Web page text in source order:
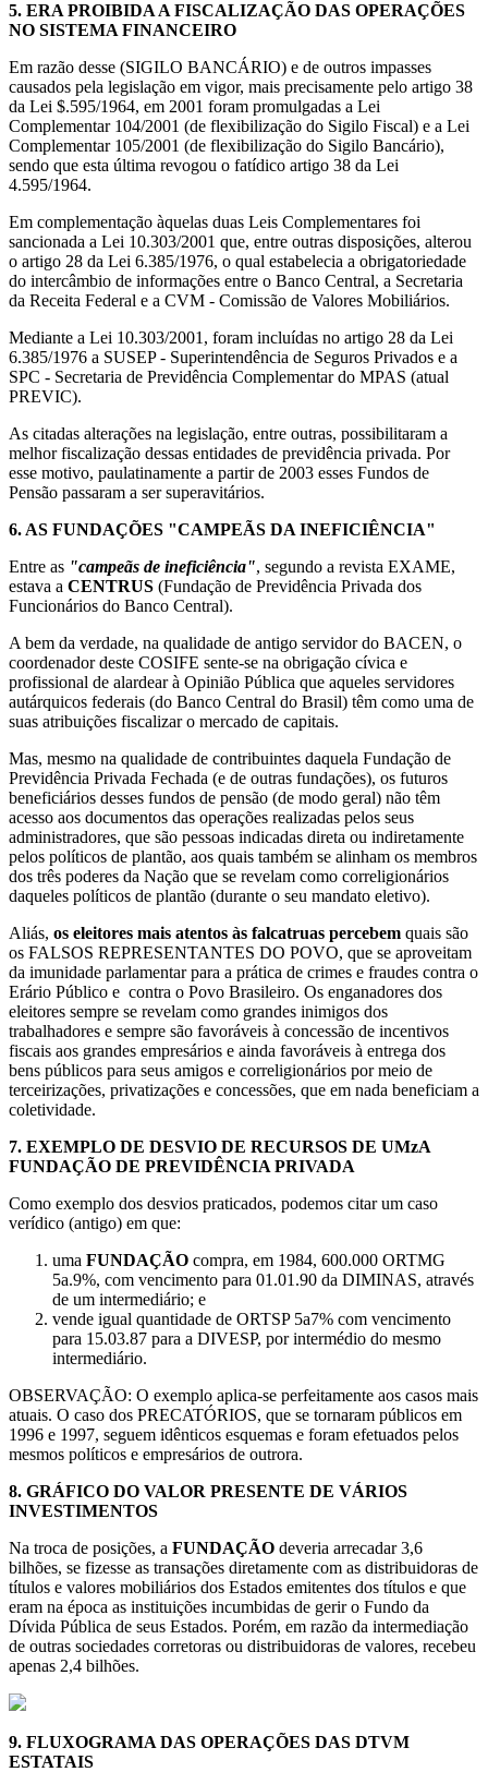
5. ERA PROIBIDA A FISCALIZAÇÃO DAS OPERAÇÕES
NO SISTEMA FINANCEIRO
Em razão desse (SIGILO BANCÁRIO) e de outros impasses
causados pela legislação em vigor, mais precisamente pelo artigo 38
da Lei $.595/1964, em 2001 foram promulgadas a Lei
Complementar 104/2001 (de flexibilização do Sigilo Fiscal) e a Lei
Complementar 105/2001 (de flexibilização do Sigilo Bancário),
sendo que esta última revogou o fatídico artigo 38 da Lei
4.595/1964.
Em complementação àquelas duas Leis Complementares foi
sancionada a Lei 10.303/2001 que, entre outras disposições, alterou
o artigo 28 da Lei 6.385/1976, o qual estabelecia a obrigatoriedade
do intercâmbio de informações entre o Banco Central, a Secretaria
da Receita Federal e a CVM - Comissão de Valores Mobiliários.
Mediante a Lei 10.303/2001, foram incluídas no artigo 28 da Lei
6.385/1976 a SUSEP - Superintendência de Seguros Privados e a
SPC - Secretaria de Previdência Complementar do MPAS (atual
PREVIC).
As citadas alterações na legislação, entre outras, possibilitaram a
melhor fiscalização dessas entidades de previdência privada. Por
esse motivo, paulatinamente a partir de 2003 esses Fundos de
Pensão passaram a ser superavitários.
6. AS FUNDAÇÕES "CAMPEÃS DA INEFICIÊNCIA"
Entre as "campeãs de ineficiência", segundo a revista EXAME,
estava a CENTRUS (Fundação de Previdência Privada dos
Funcionários do Banco Central).
A bem da verdade, na qualidade de antigo servidor do BACEN, o
coordenador deste COSIFE sente-se na obrigação cívica e
profissional de alardear à Opinião Pública que aqueles servidores
autárquicos federais (do Banco Central do Brasil) têm como uma de
suas atribuições fiscalizar o mercado de capitais.
Mas, mesmo na qualidade de contribuintes daquela Fundação de
Previdência Privada Fechada (e de outras fundações), os futuros
beneficiários desses fundos de pensão (de modo geral) não têm
acesso aos documentos das operações realizadas pelos seus
administradores, que são pessoas indicadas direta ou indiretamente
pelos políticos de plantão, aos quais também se alinham os membros
dos três poderes da Nação que se revelam como correligionários
daqueles políticos de plantão (durante o seu mandato eletivo).
Aliás, os eleitores mais atentos às falcatruas percebem quais são
os FALSOS REPRESENTANTES DO POVO, que se aproveitam
da imunidade parlamentar para a prática de crimes e fraudes contra o
Erário Público e contra o Povo Brasileiro. Os enganadores dos
eleitores sempre se revelam como grandes inimigos dos
trabalhadores e sempre são favoráveis à concessão de incentivos
fiscais aos grandes empresários e ainda favoráveis à entrega dos
bens públicos para seus amigos e correligionários por meio de
terceirizações, privatizações e concessões, que em nada beneficiam a
coletividade.
7. EXEMPLO DE DESVIO DE RECURSOS DE UMzA
FUNDAÇÃO DE PREVIDÊNCIA PRIVADA
Como exemplo dos desvios praticados, podemos citar um caso
verídico (antigo) em que:
uma FUNDAÇÃO compra, em 1984, 600.000 ORTMG
5a.9%, com vencimento para 01.01.90 da DIMINAS, através
de um intermediário; e
vende igual quantidade de ORTSP 5a7% com vencimento
para 15.03.87 para a DIVESP, por intermédio do mesmo
intermediário.
OBSERVAÇÃO: O exemplo aplica-se perfeitamente aos casos mais
atuais. O caso dos PRECATÓRIOS, que se tornaram públicos em
1996 e 1997, seguem idênticos esquemas e foram efetuados pelos
mesmos políticos e empresários de outrora.
8. GRÁFICO DO VALOR PRESENTE DE VÁRIOS
INVESTIMENTOS
Na troca de posições, a FUNDAÇÃO deveria arrecadar 3,6
bilhões, se fizesse as transações diretamente com as distribuidoras de
títulos e valores mobiliários dos Estados emitentes dos títulos e que
eram na época as instituições incumbidas de gerir o Fundo da
Dívida Pública de seus Estados. Porém, em razão da intermediação
de outras sociedades corretoras ou distribuidoras de valores, recebeu
apenas 2,4 bilhões.
9. FLUXOGRAMA DAS OPERAÇÕES DAS DTVM
ESTATAIS